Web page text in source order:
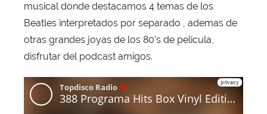
X
a
v
i
b
musical donde destacamos 4 temas de los
Beatles interpretados por separado , ademas de
otras grandes joyas de los 80’s de pelicula,
disfrutar del podcast amigos.